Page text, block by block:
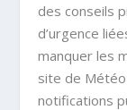
des conseils
d’urgence
manquer les
site de
notifications